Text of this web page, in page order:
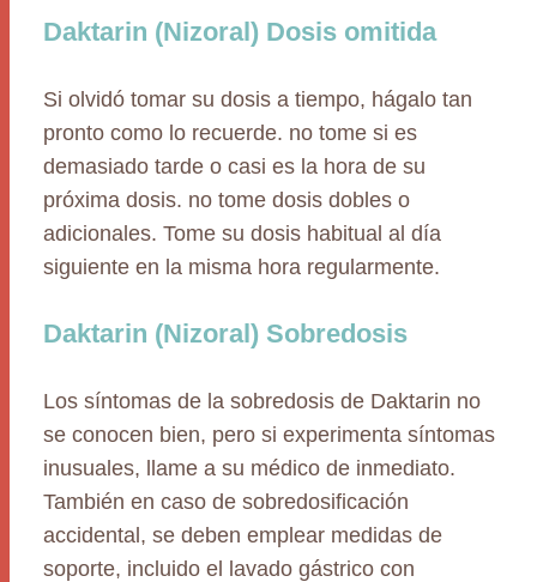
Daktarin (Nizoral) Dosis omitida
Si olvidó tomar su dosis a tiempo, hágalo tan
pronto como lo recuerde. no tome si es
demasiado tarde o casi es la hora de su
próxima dosis. no tome dosis dobles o
adicionales. Tome su dosis habitual al día
siguiente en la misma hora regularmente.
Daktarin (Nizoral) Sobredosis
Los síntomas de la sobredosis de Daktarin no
se conocen bien, pero si experimenta síntomas
inusuales, llame a su médico de inmediato.
También en caso de sobredosificación
accidental, se deben emplear medidas de
soporte, incluido el lavado gástrico con